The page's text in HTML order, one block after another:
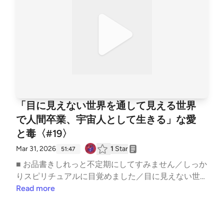
s://open.spotify.com/playlist/1SYiZpwV8QBf6k9qcXf
MYG?si=7lrPo5CLRKKqLO4tw9TjpA&amp;pi=5Vz1Dx
意見・ご感想・企画のアイデアなどございましたらぜ
ひこちらまでお寄せください。 ──────────────
── ▼ 公式HPhttps://aitodoku.com ▼ SNS番組公式X:
https://twitter.com/snack_aitodokuゆきママX: http
s://twitter.com/nara_deer18ゆきママInstagram: http
s://www.instagram.com/nara_deer18ゆきママTikTok:
https://www.tiktok.com/@nara_deer18 ▼ note番組公
式: https://note.com/snack_ai_to_doku/ゆきママ: http
s://note.com/nara_deer18/収録後の裏話やアフタート
「目に見えない世界を通して見える世界
で人間卒業、宇宙人として生きる」な愛
と毒〈#19〉
Mar 31, 2026 51:47 1 Star
■ お品書きしれっと不定期にしてすみません／しっか
りスピリチュアルに目覚めました／目に見えない世界
を信じる方がハッピー／◯◯ちゃんが側にいてくれる
Read more